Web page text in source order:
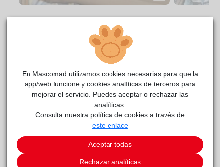
CENTRO DE ACOGIDA
En Mascomad utilizamos cookies necesarias para que la
app/web funcione y cookies analíticas de terceros para
mejorar el servicio. Puedes aceptar o rechazar las
analíticas.
Consulta nuestra política de cookies a través de
este enlace
Aceptar todas
Rechazar analíticas